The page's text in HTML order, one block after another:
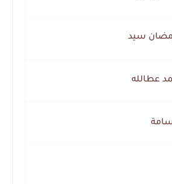
سيد
عطالله